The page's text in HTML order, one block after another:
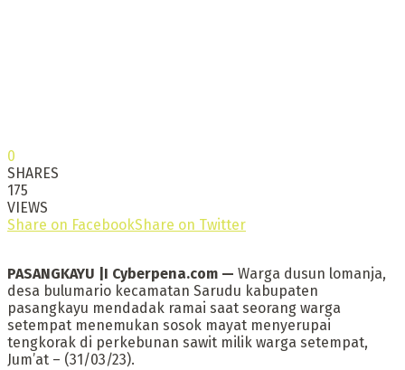
0
SHARES
175
VIEWS
Share on FacebookShare on Twitter
PASANGKAYU |I Cyberpena.com — Warga dusun lomanja,
desa bulumario kecamatan Sarudu kabupaten
pasangkayu mendadak ramai saat seorang warga
setempat menemukan sosok mayat menyerupai
tengkorak di perkebunan sawit milik warga setempat,
Jum’at – (31/03/23).